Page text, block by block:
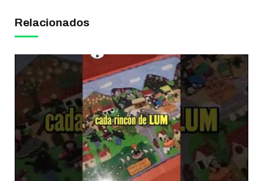
Relacionados